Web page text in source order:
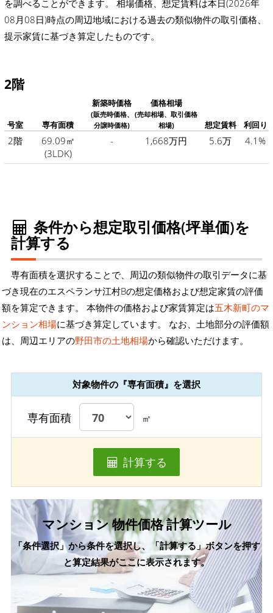
を調べることができます。 相場価格、想定賃料は本日(2026年
08月08日)時点の周辺地域における過去の類似物件の取引価格、
提示家賃に基づき算定したものです。
2階
号室 専有面積
新築時価格
(販売時価格、
分譲時価格)
価格相場
(売却相場、取引価格
相場)
想定賃料 利回り
2階
69.09㎡
(3LDK)
- 1,668万円 5.6万 4.1%
条件から想定取引価格(坪単価)を
計算する
専有面積を選択することで、周辺の類似物件の取引データに基
づき現在のエスペランサ江村Bの想定価格および想定家賃の評価
額を算定できます。 本物件の価格および家賃算定は五木新町のマ
ンション相場に基づき算定しています。 なお、土地部分の評価額
は、周辺エリアの野田市の土地相場から確認いただけます。
対象物件の『専有面積』を選択
専有面積 ㎡
計算する
マンション 物件価格 計算ツール
「条件選択」から条件を選択し、「計算する」ボタンを押す
と算定結果がここに表示されます。